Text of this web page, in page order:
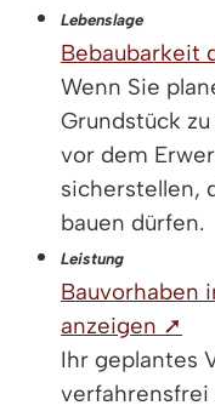
Lebenslage
Bebaubarkeit
Wenn Sie
Grundstück
vor dem
sicherstellen,
bauen dürfen.
Leistung
Bauvorhaben
anzeigen ➚
Ihr geplantes
verfahrensfrei